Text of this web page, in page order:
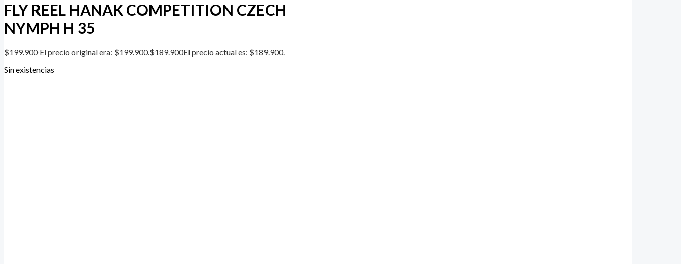
FLY REEL HANAK COMPETITION CZECH
NYMPH H 35
$199.900 El precio original era: $199.900.$189.900El precio actual es: $189.900.
Sin existencias